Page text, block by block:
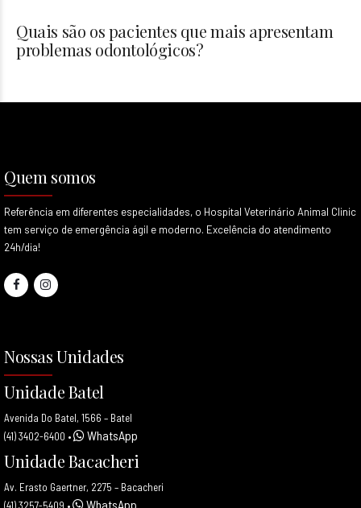
Quais são os pacientes que mais apresentam
problemas odontológicos?
Quem somos
Referência em diferentes especialidades, o Hospital Veterinário Animal Clinic
tem serviço de emergência ágil e moderno. Excelência do atendimento
24h/dia!
Nossas Unidades
Unidade Batel
Avenida Do Batel, 1566 – Batel
(41) 3402-6400 • WhatsApp
Unidade Bacacheri
Av. Erasto Gaertner, 2275 – Bacacheri
WhatsApp